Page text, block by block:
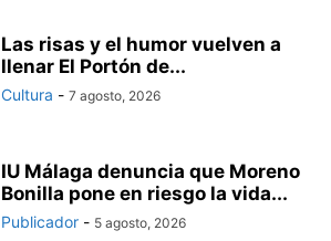
Las risas y el humor vuelven a
llenar El Portón de...
Cultura - 7 agosto, 2026
IU Málaga denuncia que Moreno
Bonilla pone en riesgo la vida...
Publicador - 5 agosto, 2026